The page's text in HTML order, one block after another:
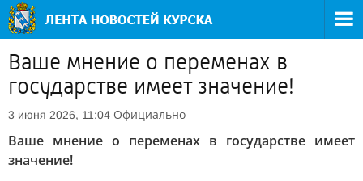
Ваше мнение о переменах в
государстве имеет значение!
3 июня 2026, 11:04 Официально
Ваше мнение о переменах в государстве имеет
значение!